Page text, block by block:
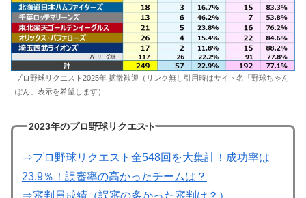
プロ野球リクエスト2025年 拡散歓迎（リンク無し引用時はサイト名「野球ちゃん
ぽん」表示を希望します）
2023年のプロ野球リクエスト
⇒プロ野球リクエスト全548回を大集計！成功率は
23.9％！誤審率の高かったチームは？
⇒審判員成績（誤審の多かった審判は？）